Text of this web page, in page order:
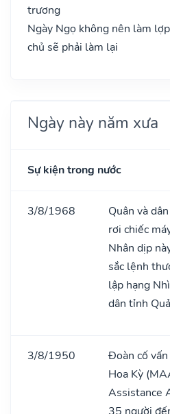
trương
Ngày Ngọ không nên làm
chủ sẽ phải làm lại
Ngày này năm xưa
Sự kiện trong nước
3/8/1968
Quân và
rơi chiếc
Nhân dịp
sắc lệnh
lập hạng
dân tỉnh
3/8/1950
Đoàn cố
Hoa Kỳ
Assistance